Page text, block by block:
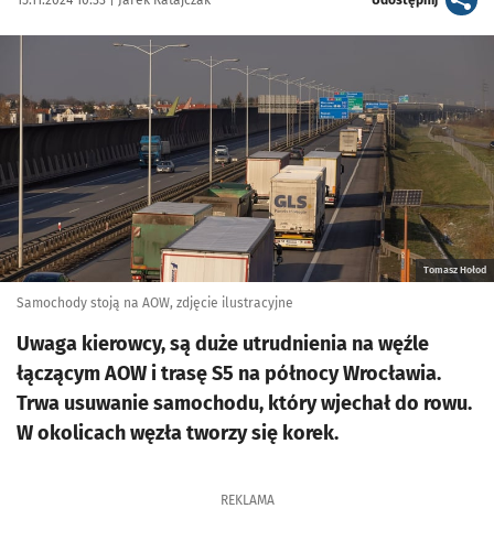
Kliknij, aby powiększyć
Tomasz Hołod
Samochody stoją na AOW, zdjęcie ilustracyjne
Uwaga kierowcy, są duże utrudnienia na węźle
łączącym AOW i trasę S5 na północy Wrocławia.
Trwa usuwanie samochodu, który wjechał do rowu.
W okolicach węzła tworzy się korek.
REKLAMA